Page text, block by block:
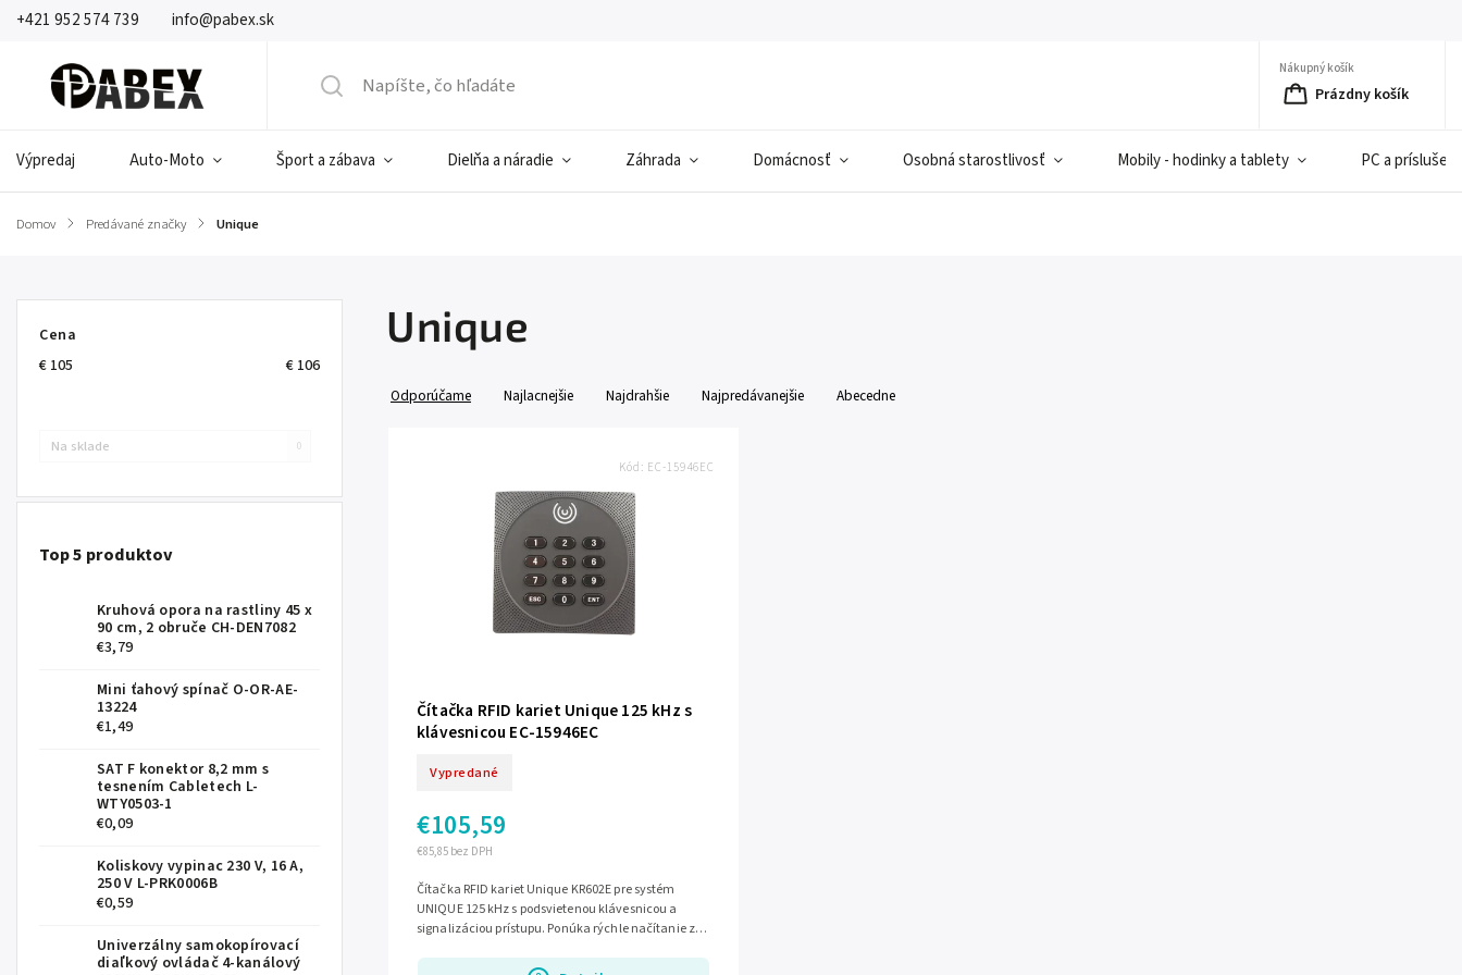
+421 952 574 739 info@pabex.sk
Nákupný košík
Prázdny košík
Výpredaj Auto-Moto Šport a zábava Dielňa a náradie Záhrada Domácnosť Osobná starostlivosť Mobily - hodinky a tablety PC a
Domov / Predávané značky / Unique
Cena
€ 105 € 106
Na sklade 0
Top 5 produktov
Kruhová opora na rastliny 45 x
90 cm, 2 obruče CH-DEN7082
€3,79
Mini ťahový spínač O-OR-AE-
13224
€1,49
SAT F konektor 8,2 mm s
tesnením Cabletech L-
WTY0503-1
€0,09
Koliskovy vypinac 230 V, 16 A,
250 V L-PRK0006B
€0,59
Univerzálny samokopírovací
diaľkový ovládač 4-kanálový
Unique
Odporúčame Najlacnejšie Najdrahšie Najpredávanejšie Abecedne
Čítačka RFID kariet Unique 125 kHz s
klávesnicou EC-15946EC
Vypredané
€85,85 bez DPH
€105,59
Čítačka RFID kariet Unique KR602E pre systém
UNIQUE 125 kHz s podsvietenou klávesnicou a
signalizáciou prístupu. Ponúka rýchle načítanie za
Kód: EC-15946EC